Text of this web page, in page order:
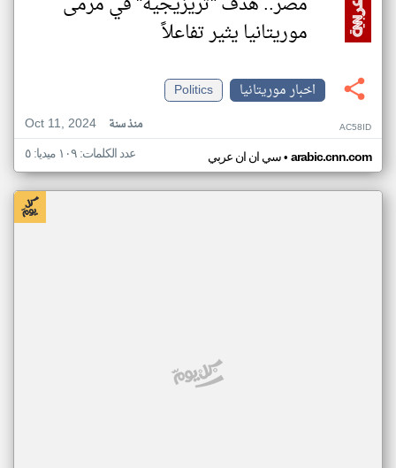
موريتانيا يثير تفاعلاً
اخبار موريتانيا
Politics
Oct 11, 2024
منذ سنة AC58ID
سي ان ان عربي• arabic.cnn.com عدد الكلمات: ١٠٩ ميديا: ٥